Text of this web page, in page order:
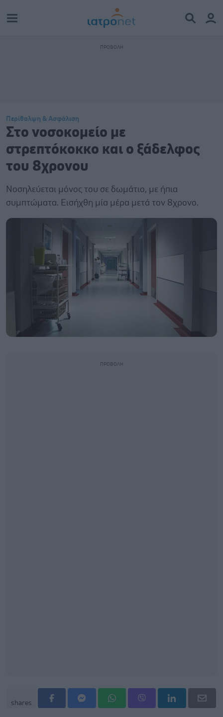
Περίθαλψη & Ασφάλιση
Στο νοσοκομείο με
στρεπτόκοκκο και ο ξάδελφος
του 8χρονου
Νοσηλεύεται μόνος του σε δωμάτιο, με ήπια
συμπτώματα. Εισήχθη μία μέρα μετά τον 8χρονο.
shares